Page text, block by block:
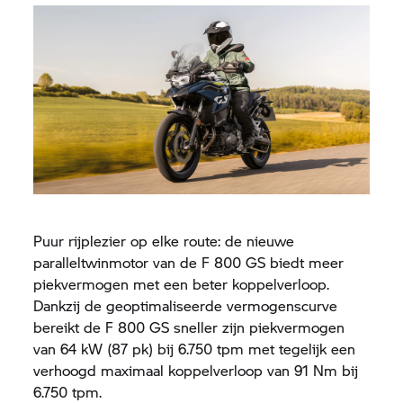
Puur rijplezier op elke route: de nieuwe
paralleltwinmotor van de F 800 GS biedt meer
piekvermogen met een beter koppelverloop.
Dankzij de geoptimaliseerde vermogenscurve
bereikt de F 800 GS sneller zijn piekvermogen
van 64 kW (87 pk) bij 6.750 tpm met tegelijk een
verhoogd maximaal koppelverloop van 91 Nm bij
6.750 tpm.